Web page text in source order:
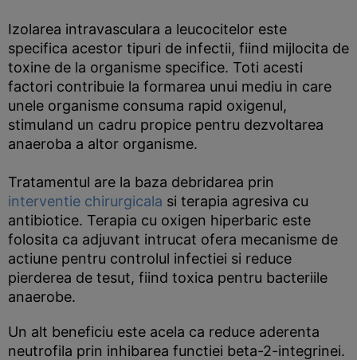
Izolarea intravasculara a leucocitelor este
specifica acestor tipuri de infectii, fiind mijlocita de
toxine de la organisme specifice. Toti acesti
factori contribuie la formarea unui mediu in care
unele organisme consuma rapid oxigenul,
stimuland un cadru propice pentru dezvoltarea
anaeroba a altor organisme.
Tratamentul are la baza debridarea prin
interventie chirurgicala si terapia agresiva cu
antibiotice. Terapia cu oxigen hiperbaric este
folosita ca adjuvant intrucat ofera mecanisme de
actiune pentru controlul infectiei si reduce
pierderea de tesut, fiind toxica pentru bacteriile
anaerobe.
Un alt beneficiu este acela ca reduce aderenta
neutrofila prin inhibarea functiei beta-2-integrinei.